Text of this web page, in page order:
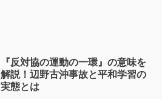
『反対協の運動の一環』の意味を
解説！辺野古沖事故と平和学習の
実態とは